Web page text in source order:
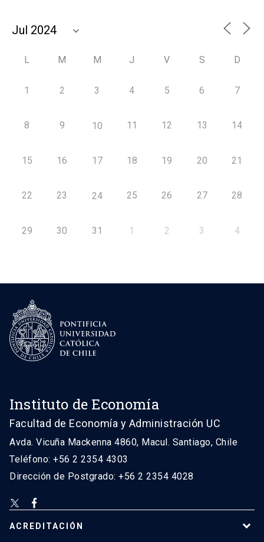
L M M J V S D
1 2 3 4 5 6 7
8 9 10 11 12 13 14
15 16 17 18 19 20 21
22 23 24 25 26 27 28
29 30 31 1 2 3 4
Instituto de Economía
Facultad de Economía y Administración UC
Avda. Vicuña Mackenna 4860, Macul. Santiago, Chile
Teléfono: +56 2 2354 4303
Dirección de Postgrado: +56 2 2354 4028
ACREDITACIÓN